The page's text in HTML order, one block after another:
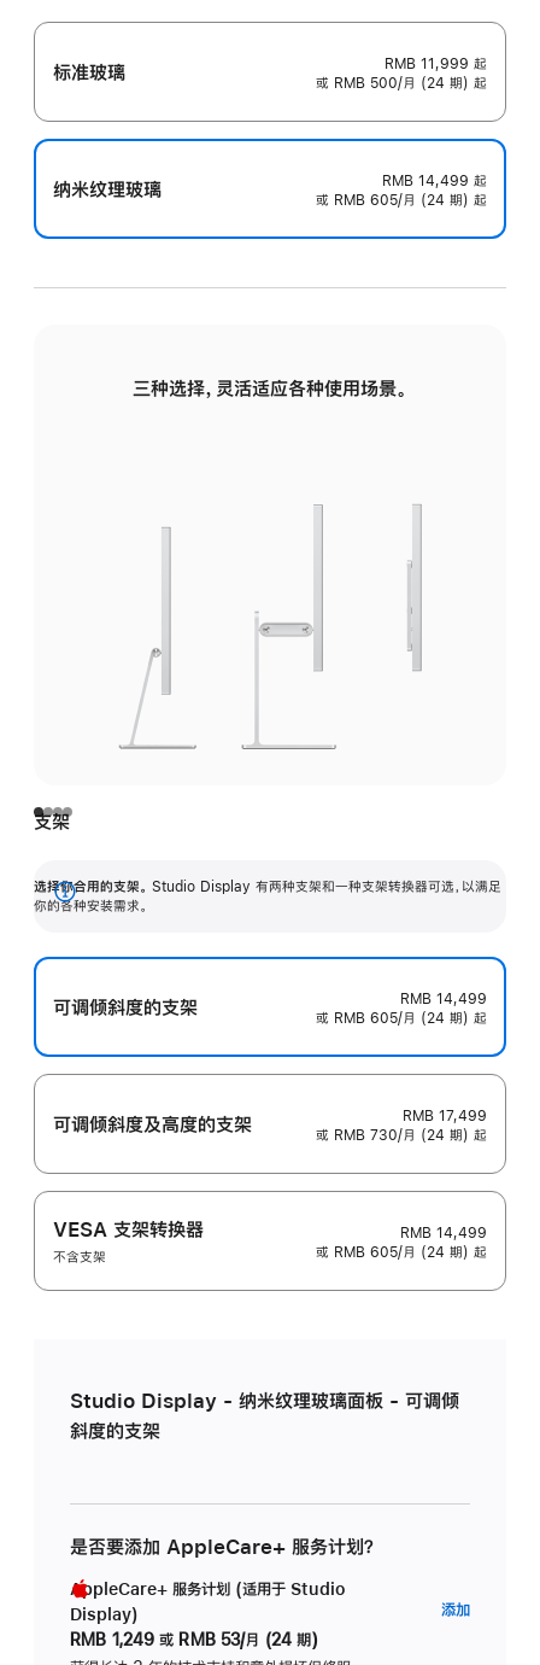
标准玻璃 RMB 11,999 起
或 RMB 500/月 (24 期) 起
纳米纹理玻璃 RMB 14,499 起
或 RMB 605/月 (24 期) 起
三种选择，灵活适应各种使用场景。
支架
选择你合用的支架。 Studio Display 有两种支架和一种支架转换器可选，以满足
你的各种安装需求。
展
可调倾斜度的支架
RMB 14,499
或 RMB 605/月 (24 期) 起
可调倾斜度及高‍度的支‍架
RMB 17,499
或 RMB 730/月 (24 期) 起
VESA 支架转换器
不含支架
RMB 14,499
或 RMB 605/月 (24 期) 起
Studio Display - 纳米纹理玻璃面板 - 可调倾
斜度的支架
是否要添加 AppleCare+ 服务计划？
AppleCare+ 服务计划 (适用于 Studio
Display)
RMB 1,249 或 RMB 53/月 (24 期)
添加